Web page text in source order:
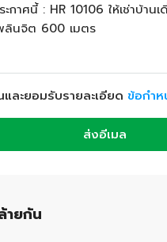
ละยอมรับรายละเอียด ข้อกำห
ส่งอีเมล
ายกัน